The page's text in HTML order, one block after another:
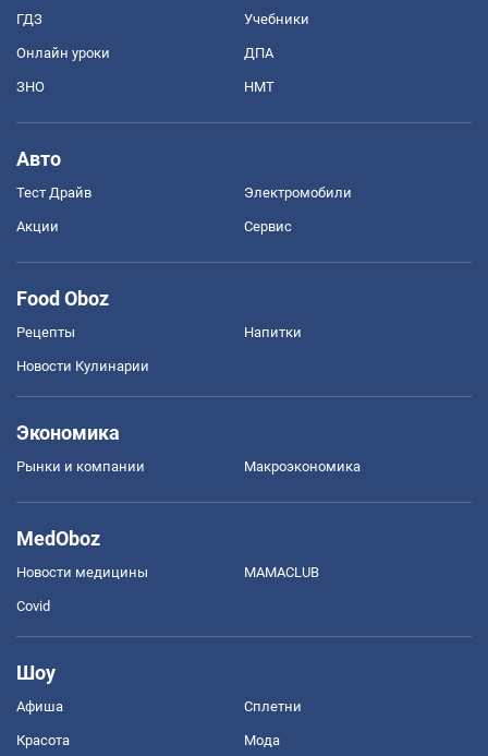
ГДЗ Учебники
Онлайн уроки ДПА
ЗНО НМТ
Авто
Тест Драйв Электромобили
Акции Сервис
Food Oboz
Рецепты Напитки
Новости Кулинарии
Экономика
Рынки и компании Mакроэкономика
MedOboz
Новости медицины MAMACLUB
Covid
Шоу
Афиша Сплетни
Красота Мода